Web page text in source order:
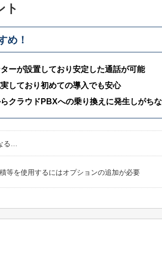
ト
め！
ーが設置しており安定した通話が可能
しており初めての導入でも安心
クラウドPBXへの乗り換えに発生しがち
る…
等を使用するにはオプションの追加が必要